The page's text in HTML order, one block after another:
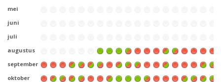
mei
juni
juli
augustus
september
oktober